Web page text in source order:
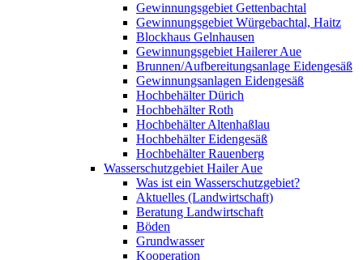
Gewinnungsgebiet Gettenbachtal
Gewinnungsgebiet Würgebachtal, Haitz
Blockhaus Gelnhausen
Gewinnungsgebiet Hailerer Aue
Brunnen/Aufbereitungsanlage Eidengesäß
Gewinnungsanlagen Eidengesäß
Hochbehälter Dürich
Hochbehälter Roth
Hochbehälter Altenhaßlau
Hochbehälter Eidengesäß
Hochbehälter Rauenberg
Wasserschutzgebiet Hailer Aue
Was ist ein Wasserschutzgebiet?
Aktuelles (Landwirtschaft)
Beratung Landwirtschaft
Böden
Grundwasser
Kooperation